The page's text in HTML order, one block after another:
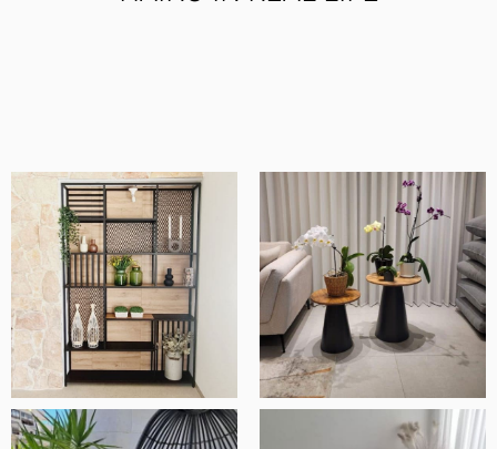
מוצרים איכותיים ומוקפדים, שירות ויחס מדהים
ובסך הכל חנות ברמה אחרת.
אלעד שלף